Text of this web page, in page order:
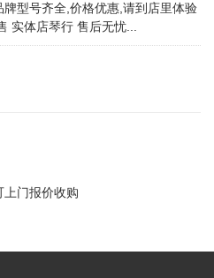
型号齐全,价格优惠,请到店里体验
实体店琴行 售后无忧...
上门报价收购